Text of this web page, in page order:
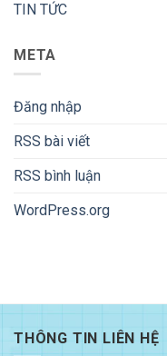
TIN TỨC
META
Đăng nhập
RSS bài viết
RSS bình luận
WordPress.org
THÔNG TIN LIÊN HỆ